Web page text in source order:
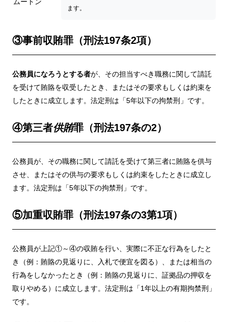
ます。
③事前収賄罪（刑法197条2項）
公務員になろうとする者が、その担当すべき職務に関して請託
を受けて賄賂を収受したとき、またはその要求もしくは約束を
したときに成立します。法定刑は「5年以下の拘禁刑」です。
④第三者供賄罪（刑法197条の2）
公務員が、その職務に関して請託を受けて第三者に賄賂を供与
させ、またはその供与の要求もしくは約束をしたときに成立し
ます。法定刑は「5年以下の拘禁刑」です。
⑤加重収賄罪（刑法197条の3第1項）
公務員が上記①～④の収賄を行い、実際に不正な行為をしたと
き（例：賄賂の見返りに、入札で便宜を図る）、または相当の
行為をしなかったとき（例：賄賂の見返りに、証拠品の押収を
取りやめる）に成立します。法定刑は「1年以上の有期拘禁刑」
です。